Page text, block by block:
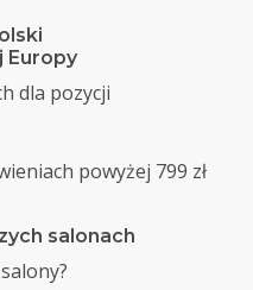
Europy
dla pozycji
powyżej 799 zł
salonach